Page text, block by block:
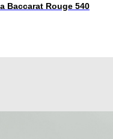
Baccarat Rouge 540